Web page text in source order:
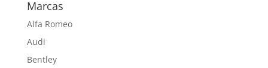
Marcas
Alfa Romeo
Audi
Bentley